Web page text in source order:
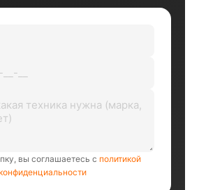
вы соглашаетесь с политикой
конфиденциальности